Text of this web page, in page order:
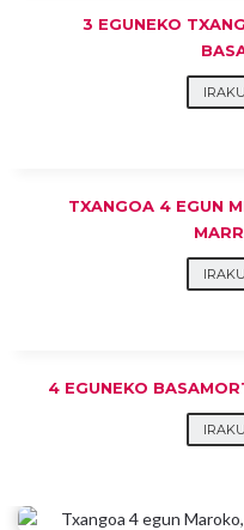
3 EGUNEKO
TXANGOA 4 EGUN
4 EGUNEKO